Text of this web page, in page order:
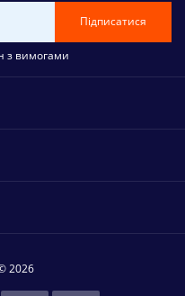
Підписатися
з вимогами
2026